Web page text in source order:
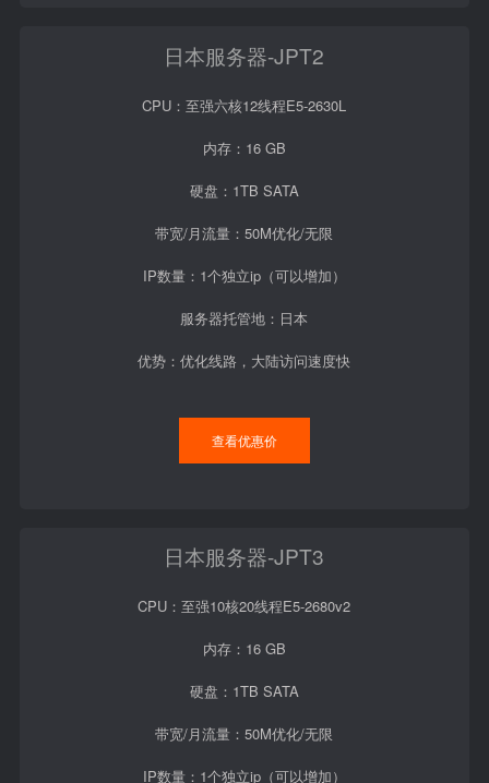
日本服务器-JPT2
CPU：至强六核12线程E5-2630L
内存：16 GB
硬盘：1TB SATA
带宽/月流量：50M优化/无限
IP数量：1个独立ip（可以增加）
服务器托管地：日本
优势：优化线路，大陆访问速度快
查看优惠价
日本服务器-JPT3
CPU：至强10核20线程E5-2680v2
内存：16 GB
硬盘：1TB SATA
带宽/月流量：50M优化/无限
IP数量：1个独立ip（可以增加）